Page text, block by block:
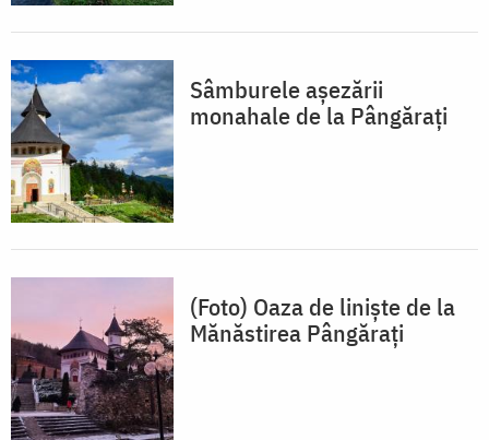
Sâmburele așezării
monahale de la Pângărați
(Foto) Oaza de linişte de la
Mănăstirea Pângărați